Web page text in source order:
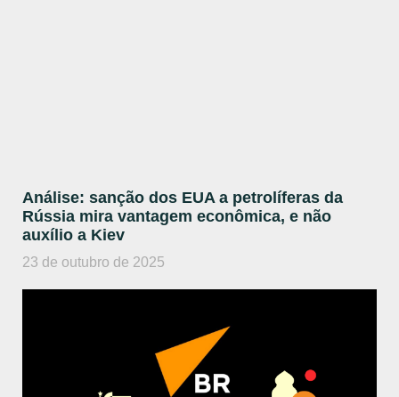
Análise: sanção dos EUA a petrolíferas da
Rússia mira vantagem econômica, e não
auxílio a Kiev
23 de outubro de 2025